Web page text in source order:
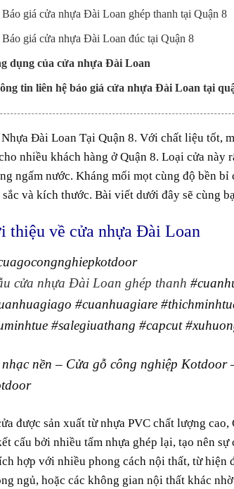
Báo giá cửa nhựa Đài Loan ghép thanh tại Quận 8
Báo giá cửa nhựa Đài Loan đúc tại Quận 8
dụng của cửa nhựa Đài Loan
tin liên hệ báo giá cửa nhựa Đài Loan tại
Nhựa Đài LoanTại Quận 8. Với chất liệu tốt,
nhiều khách hàng ở Quận 8. Loại cửa này
ngấmnước. Kháng mối mọt cùng độ bền bỉ
và kích thước. Bài viết dưới đây sẽ cùng
thiệu về cửa nhựa Đài Loan
cửa nhựa Đài Loan ghép thanh
#cuanhuagiare
#salegiuathang #capcut
nền – Cửa gỗ công nghiệp Kotdoor
được sản xuấttừ nhựa PVC chất lượng cao,
cấu bởi nhiều tấm nhựa ghép lại, tạo nên sự
hợp với nhiều phong cách nội thất, từ hiện
ngủ, hoặc các không gian nội thất khác nhờ